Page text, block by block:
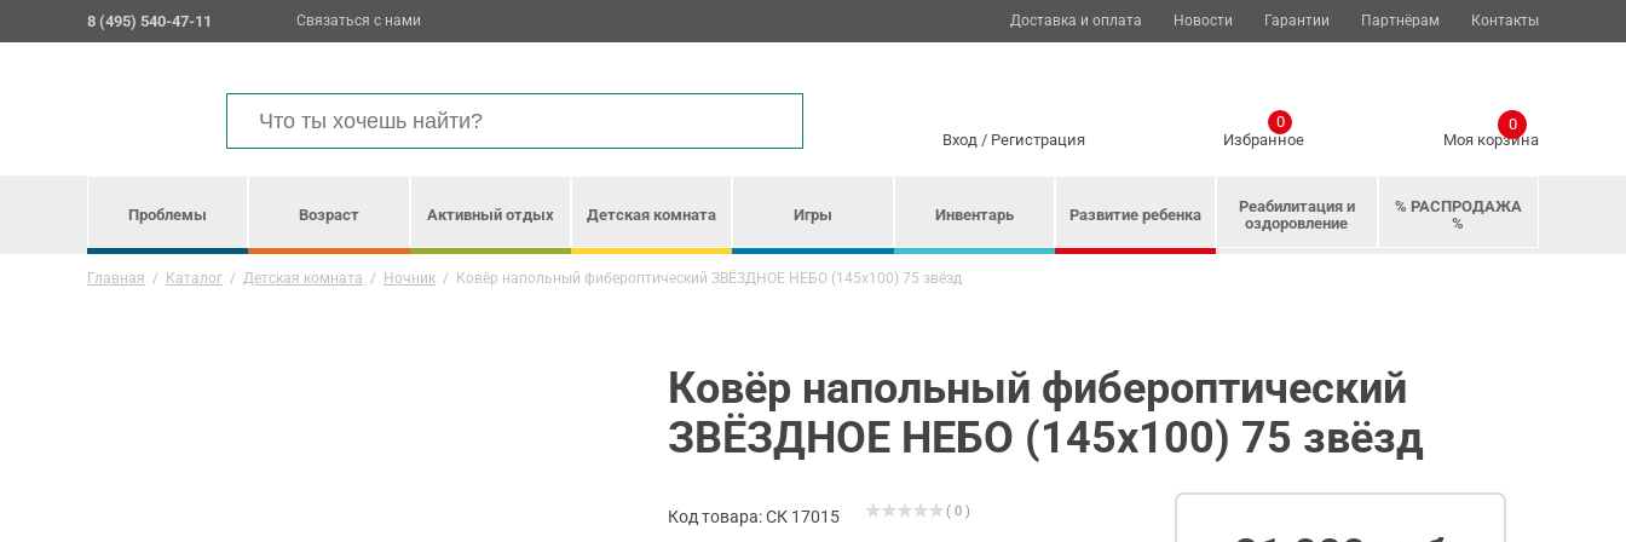
8 (495) 540-47-11 Связаться с нами Доставка и оплата Новости Гарантии Партнёрам Контакты
Вход/ Регистрация Избранное
0
Моя корзина
0
Проблемы Возраст Активный отдых Детская комната Игры Инвентарь Развитие ребенка
Реабилитация и
оздоровление
% РАСПРОДАЖА
%
Главная / Каталог / Детская комната / Ночник / Ковёр напольный фибероптический ЗВЁЗДНОЕ НЕБО (145х100) 75 звёзд
Ковёр напольный фибероптический
ЗВЁЗДНОЕ НЕБО (145х100) 75 звёзд
Код товара: СК 17015 ( 0 )